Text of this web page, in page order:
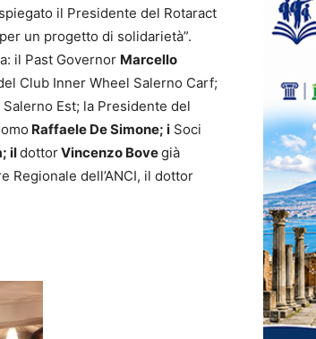
il Presidente del Rotaract
un progetto di solidarietà”.
il Past Governor Marcello
Club Inner Wheel Salerno Carf;
Est; la Presidente del
Raffaele De Simone; i Soci
ildottorVincenzo Bovegià
Regionale dell’ANCI, il dottor